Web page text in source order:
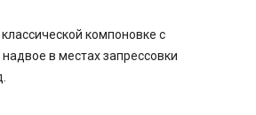
компоновке с
в местах запрессовки